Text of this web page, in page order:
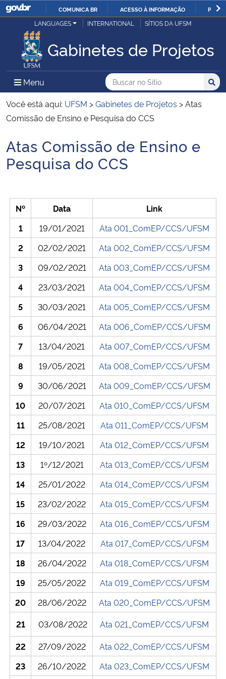
IR
O
COMUNICA BR ACESSO À INFORMAÇÃO
Ministério da Justiça e Segurança Pública
Ministério da Defesa
Ministério das Relações Exteriores
Ministério da Infraestrutura
Ministério da Educação
Ministério de Minas e Energia
Ministério da Ciência, Tecnologia, Inovações e Comunicações
Ministério do Meio Ambiente
Ministério do Turismo
Ministério do Desenvolvimento Regional
Controladoria-Geral da União
Ministério da Mulher, da Família e dos Direitos Humanos
Secretaria-Geral
Secretaria de Governo
Gabinete de Segurança Institucional
Advocacia-Geral da União
Banco Central do Brasil
LANGUAGES INTERNATIONAL SÍTIOS DA UFSM
Gabinetes de Projetos
Menu Menu Principal do Sítio
Busca
Buscar no no Sítio
Busca:
Você está aqui: UFSM >Gabinetes de Projetos >Atas
Comissão de Ensino e Pesquisa do CCS
Início do conteúdo
Atas Comissão de Ensino e
Pesquisa do CCS
Nº Data
Link
1
19/01/2021
Ata 001_ComEP/CCS/UFSM
2
02/02/2021
Ata 002_ComEP/CCS/UFSM
3
09/02/2021
Ata 003_ComEP/CCS/UFSM
4
23/03/2021
Ata 004_ComEP/CCS/UFSM
5
30/03/2021
Ata 005_ComEP/CCS/UFSM
6
06/04/2021
Ata 006_ComEP/CCS/UFSM
7
13/04/2021
Ata 007_ComEP/CCS/UFSM
8
19/05/2021
Ata 008_ComEP/CCS/UFSM
9
30/06/2021
Ata 009_ComEP/CCS/UFSM
10
20/07/2021
Ata 010_ComEP/CCS/UFSM
11
25/08/2021
Ata 011_ComEP/CCS/UFSM
12
19/10/2021
Ata 012_ComEP/CCS/UFSM
13
1º/12/2021
Ata 013_ComEP/CCS/UFSM
14
25/01/2022
Ata 014_ComEP/CCS/UFSM
15
23/02/2022
Ata 015_ComEP/CCS/UFSM
16
29/03/2022
Ata 016_ComEP/CCS/UFSM
17
13/04/2022
Ata 017_ComEP/CCS/UFSM
18
26/04/2022
Ata 018_ComEP/CCS/UFSM
19
25/05/2022
Ata 019_ComEP/CCS/UFSM
20
28/06/2022
Ata 020_ComEP/CCS/UFSM
21
03/08/2022
Ata 021_ComEP/CCS/UFSM
22
27/09/2022
Ata 022_ComEP/CCS/UFSM
23
26/10/2022
Ata 023_ComEP/CCS/UFSM